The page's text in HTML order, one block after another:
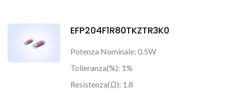
EFP204F1R80TKZTR3K0
Potenza Nominale: 0.5W
Tolleranza(%): 1%
Resistenza(Ω): 1.8